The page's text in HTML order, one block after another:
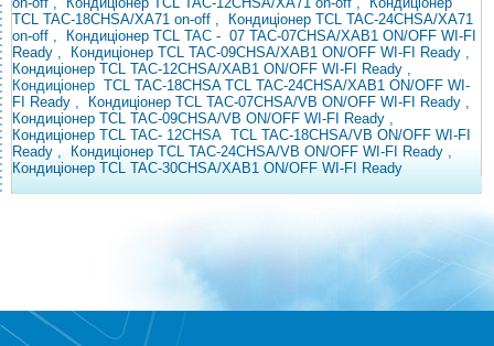
TCL TAC-18CHSA/XA71 on-off ,
Кондиціонер TCL TAC-24CHSA/XA71
on-off , Кондиціонер TCL TAC - 07 TAC-07CHSA/XAB1 ON/OFF WI-FI
Ready , Кондиціонер TCL TAC-09CHSA/XAB1 ON/OFF WI-FI Ready ,
Кондиціонер TCL TAC-12CHSA/XAB1 ON/OFF WI-FI Ready ,
Кондиціонер TCL TAC-18CHSA TCL TAC-24CHSA/XAB1 ON/OFF WI-
FI Ready , Кондиціонер TCL TAC-07CHSA/VB ON/OFF WI-FI Ready ,
Кондиціонер TCL TAC-09CHSA/VB ON/OFF WI-FI Ready ,
Кондиціонер TCL TAC- 12CHSA TCL TAC-18CHSA/VB ON/OFF WI-FI
Ready , Кондиціонер TCL TAC-24CHSA/VB ON/OFF WI-FI Ready ,
Кондиціонер TCL TAC-30CHSA/XAB1 ON/OFF WI-FI Ready